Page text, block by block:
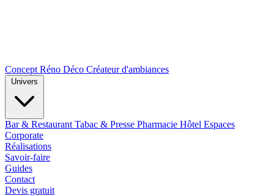
Concept Réno Déco Créateur d'ambiances
Bar & Restaurant Tabac & Presse Pharmacie Hôtel Espaces
Corporate
Réalisations
Savoir-faire
Guides
Contact
Devis gratuit